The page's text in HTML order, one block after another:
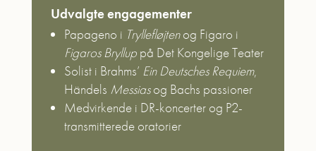
Udvalgte engagementer
Papageno i Tryllefløjtenog Figaro i
Figaros Brylluppå Det Kongelige Teater
Solist i Brahms’ Ein Deutsches Requiem,
Händels Messiasog Bachs passioner
Medvirkende i DR-koncerter og P2-
transmitterede oratorier